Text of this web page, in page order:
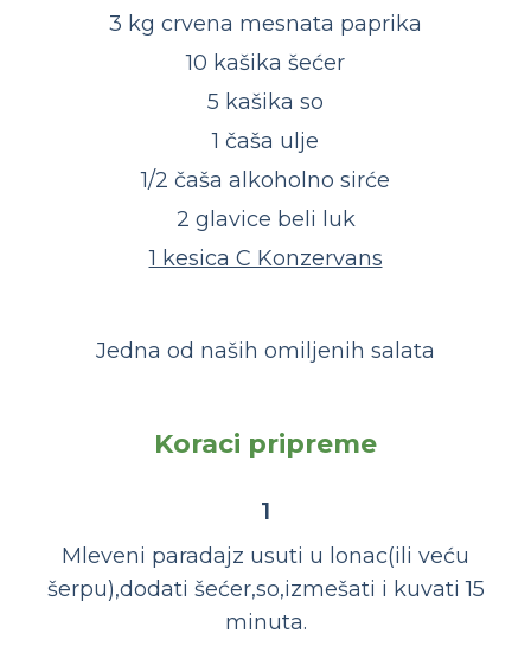
3 kg crvena mesnata paprika
10 kašika šećer
5 kašika so
1 čaša ulje
1/2 čaša alkoholno sirće
2 glavice beli luk
1 kesica C Konzervans
Jedna od naših omiljenih salata
Koraci pripreme
1
Mleveni paradajz usuti u lonac(ili veću
šerpu),dodati šećer,so,izmešati i kuvati 15
minuta.